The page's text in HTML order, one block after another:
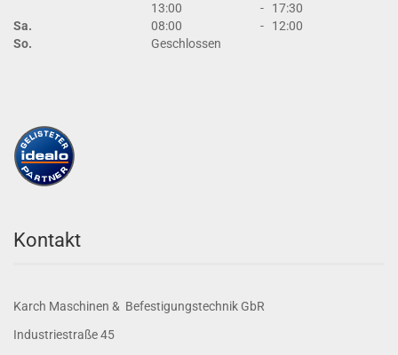
13:00
-
17:30
Sa.
08:00 -
12:00
So.
Geschlossen
Kontakt
Karch Maschinen & Befestigungstechnik GbR
Industriestraße 45